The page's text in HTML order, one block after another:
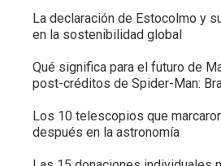
La declaración de Estocolmo y
en la sostenibilidad global
Qué significa para el futuro de
post-créditos de Spider-Man:
Los 10 telescopios que
después en la astronomía